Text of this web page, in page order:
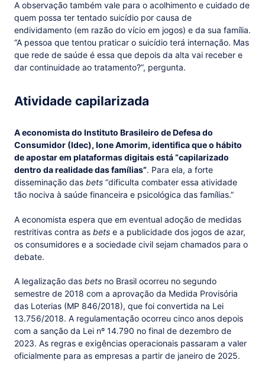
A observação também vale para o acolhimento e cuidado de
quem possa ter tentado suicídio por causa de
endividamento (em razão do vício em jogos) e da sua família.
“A pessoa que tentou praticar o suicídio terá internação. Mas
que rede de saúde é essa que depois da alta vai receber e
dar continuidade ao tratamento?”, pergunta.
Atividade capilarizada
A economista do Instituto Brasileiro de Defesa do
Consumidor (Idec), Ione Amorim, identifica que o hábito
de apostar em plataformas digitais está “capilarizado
dentro da realidade das famílias”. Para ela, a forte
disseminação das bets “dificulta combater essa atividade
tão nociva à saúde financeira e psicológica das famílias.”
A economista espera que em eventual adoção de medidas
restritivas contra as bets e a publicidade dos jogos de azar,
os consumidores e a sociedade civil sejam chamados para o
debate.
A legalização das bets no Brasil ocorreu no segundo
semestre de 2018 com a aprovação da Medida Provisória
das Loterias (MP 846/2018), que foi convertida na Lei
13.756/2018. A regulamentação ocorreu cinco anos depois
com a sanção da Lei nº 14.790 no final de dezembro de
2023. As regras e exigências operacionais passaram a valer
oficialmente para as empresas a partir de janeiro de 2025.